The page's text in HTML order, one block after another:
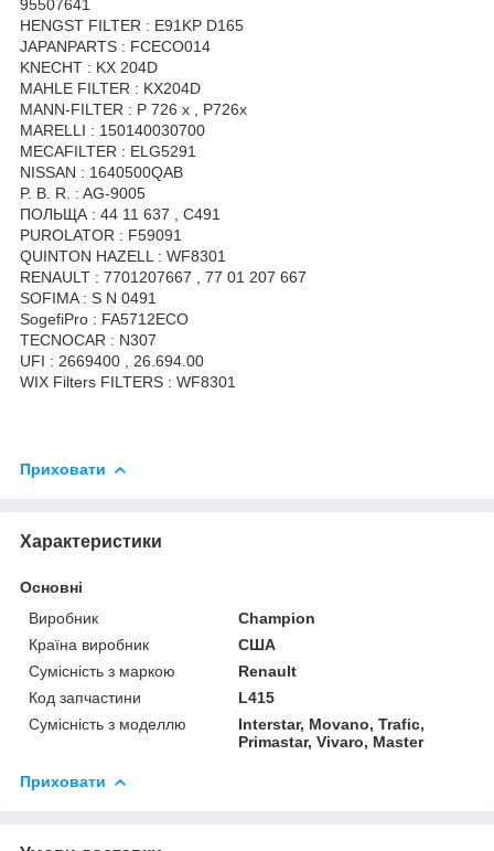
95507641
HENGST FILTER : E91KP D165
JAPANPARTS : FCECO014
KNECHT : KX 204D
MAHLE FILTER : KX204D
MANN-FILTER : P 726 x , P726x
MARELLI : 150140030700
MECAFILTER : ELG5291
NISSAN : 1640500QAB
P. B. R. : AG-9005
ПОЛЬЩА : 44 11 637 , C491
PUROLATOR : F59091
QUINTON HAZELL : WF8301
RENAULT : 7701207667 , 77 01 207 667
SOFIMA : S N 0491
SogefiPro : FA5712ECO
TECNOCAR : N307
UFI : 2669400 , 26.694.00
WIX Filters FILTERS : WF8301
Приховати
Характеристики
Основні
Виробник
Champion
Країна виробник
США
Сумісність з маркою
Renault
Код запчастини
L415
Сумісність з моделлю
Interstar, Movano, Trafic,
Primastar, Vivaro, Master
Приховати